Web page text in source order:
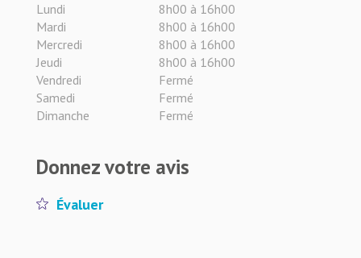
Lundi
8h00 à 16h00
Mardi
8h00 à 16h00
Mercredi
8h00 à 16h00
Jeudi
8h00 à 16h00
Vendredi
Fermé
Samedi
Fermé
Dimanche
Fermé
Donnez votre avis
Évaluer